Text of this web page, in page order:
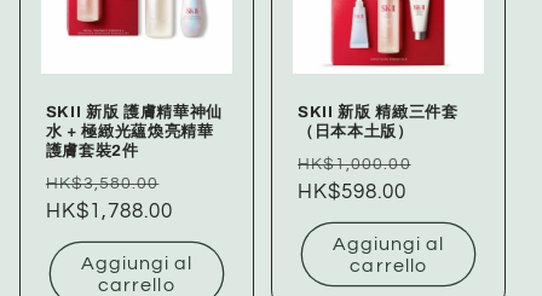
SKII 新版 護膚精華神仙
水 + 極緻光蘊煥亮精華
護膚套裝2件
Prezzo
di
listino
HK$3,580.00
scontato
HK$1,788.00
Aggiungi al
carrello
SKII 新版 精緻三件套
（日本本土版）
Prezzo
di
listino
HK$1,000.00
HK$598.00
Aggiungi al
carrello